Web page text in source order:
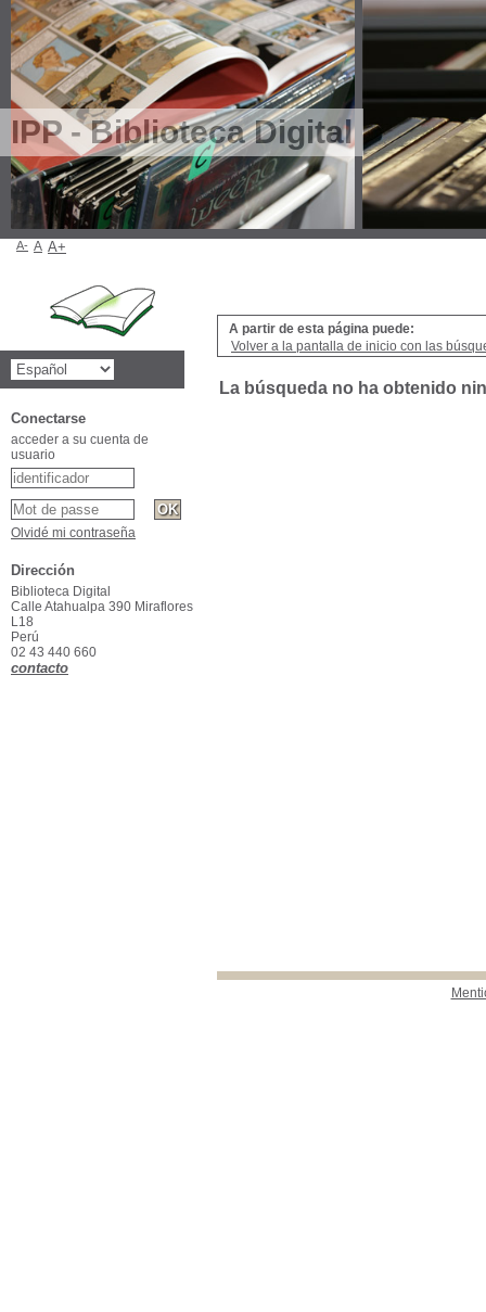
IPP - Biblioteca Digital
A partir de esta página puede:
Volver a la pantalla de inicio con las
La búsqueda no ha obtenido
A- A A+
Conectarse
acceder a su cuenta de
usuario
Olvidé mi contraseña
Dirección
Biblioteca Digital
Calle Atahualpa 390 Miraflores
L18
Perú
02 43 440 660
contacto